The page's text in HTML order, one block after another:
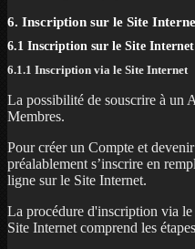
6. Inscription sur le Site
6.1 Inscription sur le Site Internet
6.1.1 Inscription via le Site Internet
La possibilité de souscrire à un
Membres.
Pour créer un Compte et
préalablement s’inscrire en
ligne sur le Site Internet.
La procédure d'inscription via
Site Internet comprend les